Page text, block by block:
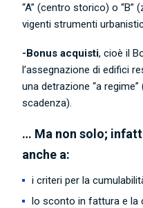
“A” (centro storico) o
vigenti strumenti
-Bonus acquisti, cioè il
l’assegnazione di edifici
una detrazione “a
scadenza).
… Ma non solo;
anche a:
i criteri per la
lo sconto in fattura e la